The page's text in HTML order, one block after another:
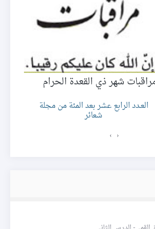
شهر ذي القعدة الحرام
العـدد الرابع عشر بعد المئة من مجلة
شعائر
‹
›